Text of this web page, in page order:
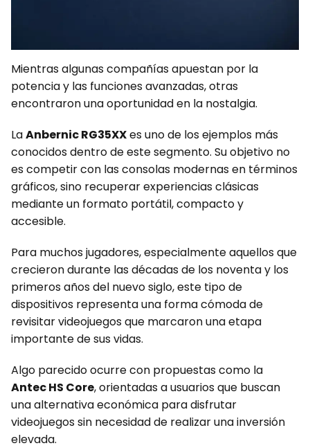
Mientras algunas compañías apuestan por la
potencia y las funciones avanzadas, otras
encontraron una oportunidad en la nostalgia.
LaAnbernic RG35XXes uno de los ejemplos más
conocidos dentro de este segmento. Su objetivo no
es competir con las consolas modernas en términos
gráficos, sino recuperar experiencias clásicas
mediante un formato portátil, compacto y
accesible.
Para muchos jugadores, especialmente aquellos que
crecieron durante las décadas de los noventa y los
primeros años del nuevo siglo, este tipo de
dispositivos representa una forma cómoda de
revisitar videojuegos que marcaron una etapa
importante de sus vidas.
Algo parecido ocurre con propuestas como la
Antec HS Core, orientadas a usuarios que buscan
una alternativa económica para disfrutar
videojuegos sin necesidad de realizar una inversión
elevada.